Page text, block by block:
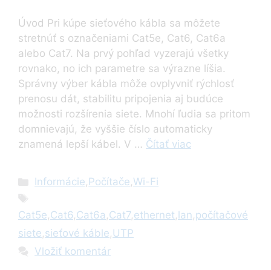
Úvod Pri kúpe sieťového kábla sa môžete
stretnúť s označeniami Cat5e, Cat6, Cat6a
alebo Cat7. Na prvý pohľad vyzerajú všetky
rovnako, no ich parametre sa výrazne líšia.
Správny výber kábla môže ovplyvniť rýchlosť
prenosu dát, stabilitu pripojenia aj budúce
možnosti rozšírenia siete. Mnohí ľudia sa pritom
domnievajú, že vyššie číslo automaticky
znamená lepší kábel. V … Čítať viac
Kategórie
Informácie, Počítače,Wi-Fi
Cat5e,Cat6,Cat6a ,Cat7,ethernet, lan,počítačové
siete,sieťové káble, UTP
Vložiť komentár